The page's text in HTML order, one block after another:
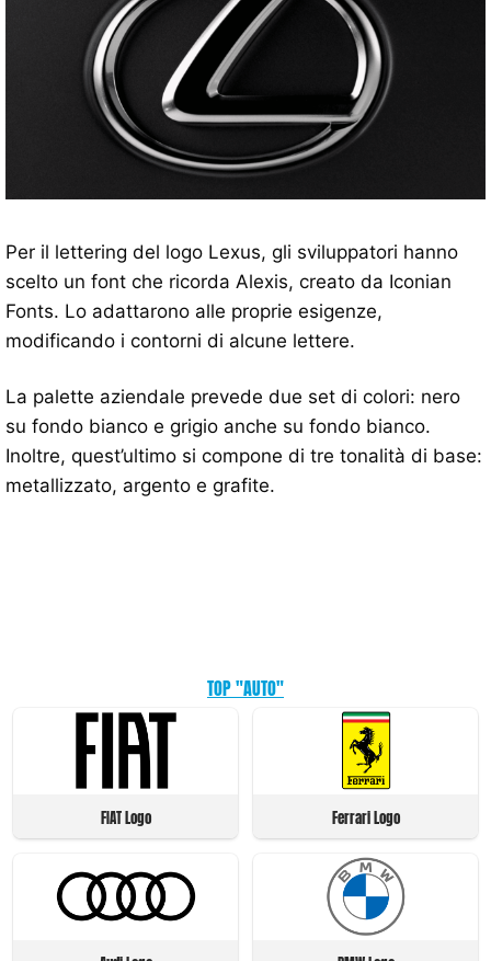
Per il lettering del logo Lexus, gli sviluppatori hanno
scelto un font che ricorda Alexis, creato da Iconian
Fonts. Lo adattarono alle proprie esigenze,
modificando i contorni di alcune lettere.
La palette aziendale prevede due set di colori: nero
su fondo bianco e grigio anche su fondo bianco.
Inoltre, quest’ultimo si compone di tre tonalità di base:
metallizzato, argento e grafite.
TOP "AUTO"
FIAT Logo Ferrari Logo